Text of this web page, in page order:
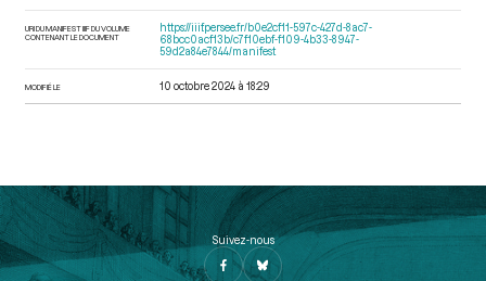
URI DU MANIFEST IIIF DU VOLUME
CONTENANT LE DOCUMENT
https://iiif.persee.fr/b0e2cf11-597c-427d-8ac7-
68bcc0acf13b/c7f10ebf-f109-4b33-8947-
59d2a84e7844/manifest
MODIFIÉ LE 10 octobre 2024 à 18:29
Suivez-nous